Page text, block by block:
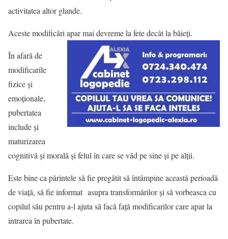
activitatea altor glande.
Aceste modificări apar mai devreme la fete decât la băieți.
În afară de
modificarile
fizice și
emoționale,
pubertatea
include și
maturizarea
cognitivă și morală și felul în care se văd pe sine și pe alții.
Este bine ca părintele să fie pregătit să întâmpine această perioadă
de viață, să fie informat asupra transformărilor și să vorbeasca cu
copilul său pentru a-l ajuta să facă față modificarilor care apar la
intrarea în pubertate.